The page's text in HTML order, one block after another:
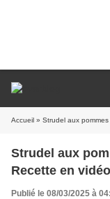
Accueil » Strudel aux
Strudel aux
Recette en vidéo
Publié le 08/03/2025 à